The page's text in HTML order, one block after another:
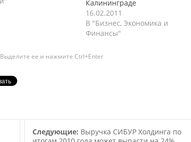
марках
и “Lexan
Калининграде
16.02.2011
В "Бизнес, Экономика и
Финансы"
ее и нажмите Ctrl+Enter
Следующие: Выручка СИБУР Холдинга по